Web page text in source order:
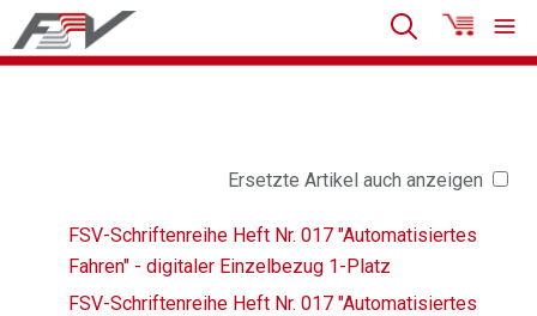
Ersetzte Artikel auch anzeigen
FSV-Schriftenreihe Heft Nr. 017 "Automatisiertes
Fahren" - digitaler Einzelbezug 1-Platz
FSV-Schriftenreihe Heft Nr. 017 "Automatisiertes